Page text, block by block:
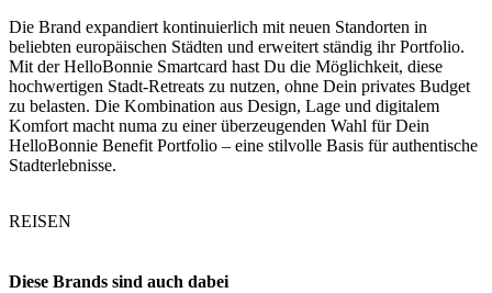
Die Brand expandiert kontinuierlich mit neuen Standorten in
beliebten europäischen Städten und erweitert ständig ihr Portfolio.
Mit der HelloBonnie Smartcard hast Du die Möglichkeit, diese
hochwertigen Stadt-Retreats zu nutzen, ohne Dein privates Budget
zu belasten. Die Kombination aus Design, Lage und digitalem
Komfort macht numa zu einer überzeugenden Wahl für Dein
HelloBonnie Benefit Portfolio – eine stilvolle Basis für authentische
Stadterlebnisse.
REISEN
Diese Brands sind auch dabei